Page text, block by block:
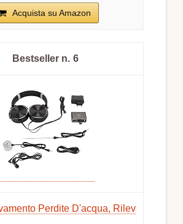
Acquista su Amazon
6
Perdite D'acqua, Rilev